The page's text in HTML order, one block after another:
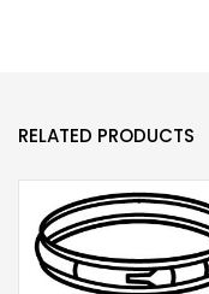
RELATED PRODUCTS